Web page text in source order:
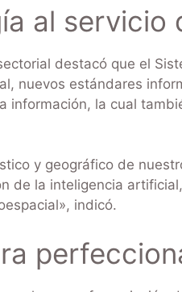
al servicio
destacó que el
nuevos estándares
información, la cual
y geográfico de
de la inteligencia
indicó.